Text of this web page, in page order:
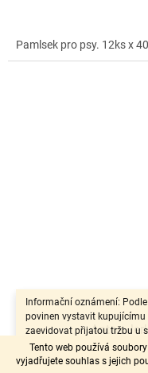
Tento web používá
vyjadřujete souhlas s jejich
Informační oznámení:
povinen vystavit kupujícímu
zaevidovat přijatou tržbu u
technického výpadku pak
Pamlsek pro psy. 12ks x
Antos